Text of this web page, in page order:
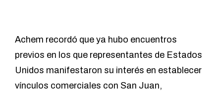
Achem recordó que ya hubo encuentros
previos en los que representantes de Estados
Unidos manifestaron su interés en establecer
vínculos comerciales con San Juan,